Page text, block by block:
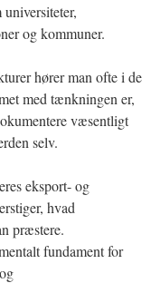
og kommuner.
hører man ofte i de
med tænkningen er,
væsentligt
selv.
eksport- og
hvad
præstere.
fundament for